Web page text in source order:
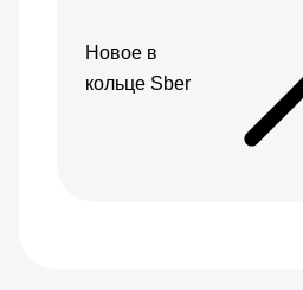
Новое в
кольце Sber